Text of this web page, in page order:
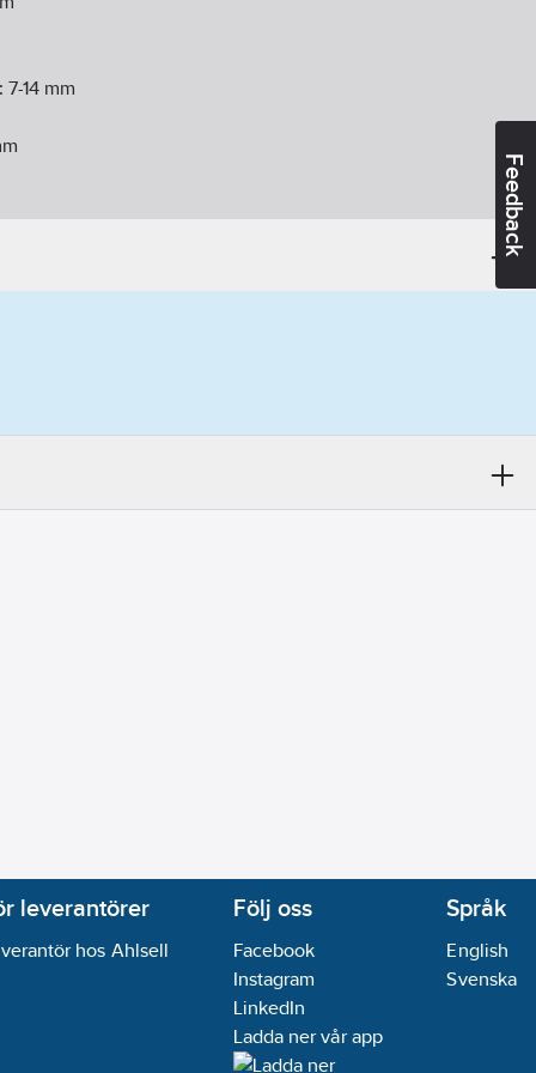
Feedback
7-14 mm
leverantörer
hos Ahlsell
Följ oss
Facebook
Instagram
LinkedIn
Ladda ner vår app
Språk
English
Svenska